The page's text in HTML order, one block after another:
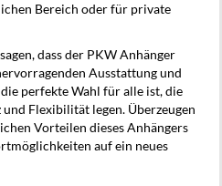
Bereich oder für private
dass der PKW Anhänger
Ausstattung und
perfekte Wahl für alle ist, die
Flexibilität legen. Überzeugen
Vorteilen dieses Anhängers
auf ein neues